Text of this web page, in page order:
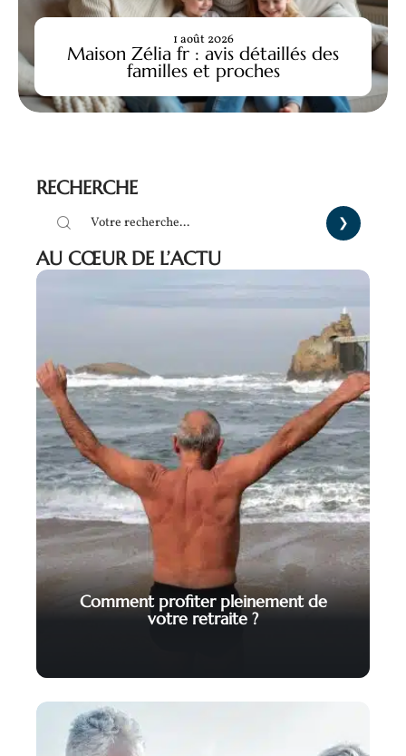
Maison Zélia fr : avis détaillés des
familles et proches
1 août 2026
RECHERCHE
AU CŒUR DE L’ACTU
Comment profiter pleinement de
votre retraite ?